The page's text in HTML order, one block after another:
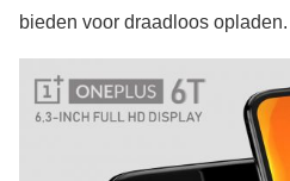
bieden voor draadloos opladen.